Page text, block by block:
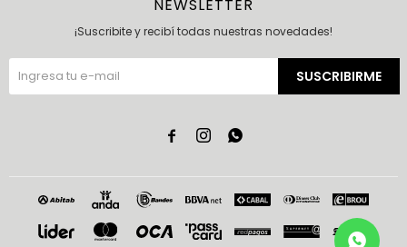
NEWSLETTER
¡Suscribite y recibí todas nuestras novedades!
SUSCRIBIRME
  